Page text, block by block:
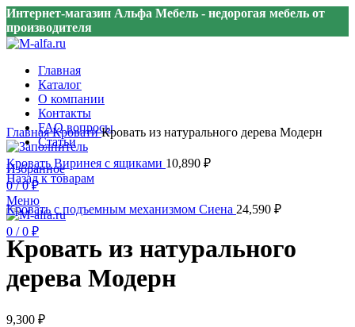
Интернет-магазин Альфа Мебель - недорогая мебель от
производителя
Главная
Каталог
О компании
Контакты
FAQ вопросы
Статьи
Избранное
0/ 0₽
Меню
0 / 0 ₽
Нажмите, чтобы увеличить
ГлавнаяКроватиКровать из натурального дерева Модерн
Кровать Виринея с ящиками 10,890 ₽
Назад к товарам
Кровать с подъемным механизмом Сиена 24,590 ₽
Кровать из натурального
дерева Модерн
9,300 ₽